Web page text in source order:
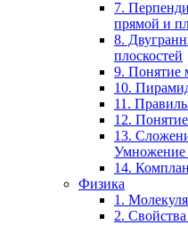
7.
прямой и
8.
плоскостей
9. Понятие
10.
11.
12.
13.
Умножение
14.
Физика
1.
2. Свойства